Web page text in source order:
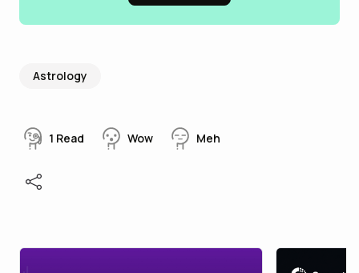
Astrology
1 Read Wow Meh